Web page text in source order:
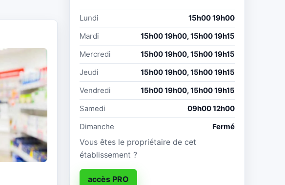
Lundi
15h00 19h00
Mardi
15h00 19h00, 15h00 19h15
Mercredi
15h00 19h00, 15h00 19h15
Jeudi
15h00 19h00, 15h00 19h15
Vendredi
15h00 19h00, 15h00 19h15
Samedi
09h00 12h00
Dimanche
Fermé
Vous êtes le propriétaire de cet
établissement ?
accès PRO